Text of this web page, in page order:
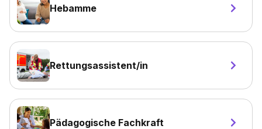
Hebamme
Rettungsassistent/in
Pädagogische Fachkraft